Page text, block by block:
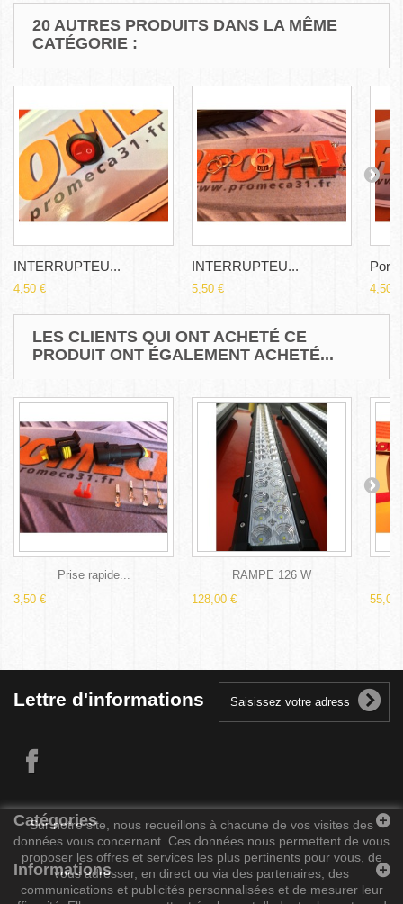
20 AUTRES PRODUITS DANS LA MÊME
CATÉGORIE :
INTERRUPTEU...
4,50 €
INTERRUPTEU...
5,50 € 4,50 €
LES CLIENTS QUI ONT ACHETÉ CE
PRODUIT ONT ÉGALEMENT ACHETÉ...
Prise rapide...
3,50 €
RAMPE 126 W
128,00 €
55,00
Lettre d'informations
Catégories
Informations
Sur notre site, nous recueillons à chacune de vos visites des
données vous concernant. Ces données nous permettent de vous
proposer les offres et services les plus pertinents pour vous, de
vous adresser, en direct ou via des partenaires, des
communications et publicités personnalisées et de mesurer leur